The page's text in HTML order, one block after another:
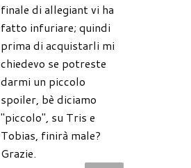
finale di allegiant vi ha
fatto infuriare; quindi
prima di acquistarli mi
chiedevo se potreste
darmi un piccolo
spoiler, bè diciamo
"piccolo", su Tris e
Tobias, finirà male?
Grazie.